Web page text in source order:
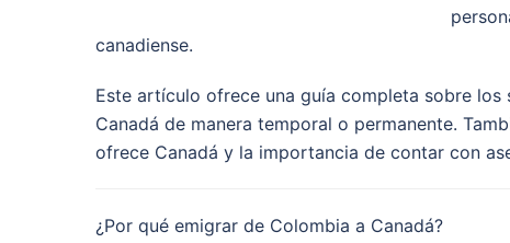
canadiense.
Este artículo ofrece una guía completa sobre
Canadá de manera temporal o permanente.
ofrece Canadá y la importancia de contar con
¿Por qué emigrar de Colombia a Canadá?